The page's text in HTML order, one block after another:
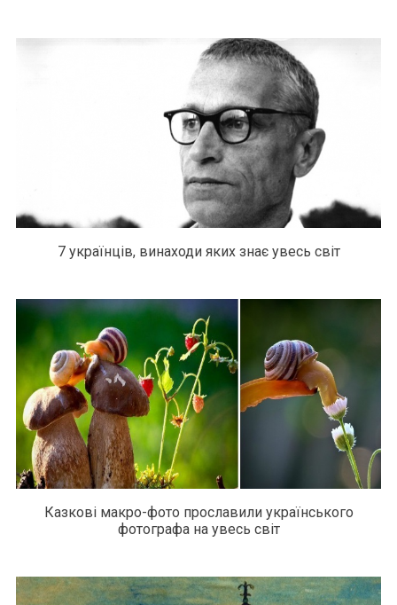
7 українців, винаходи яких знає увесь світ
Казкові макро-фото прославили українського
фотографа на увесь світ